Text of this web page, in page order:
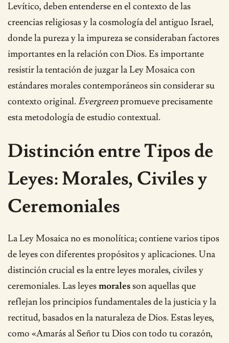
Levítico, deben entenderse en el contexto de las
creencias religiosas y la cosmología del antiguo Israel,
donde la pureza y la impureza se consideraban factores
importantes en la relación con Dios. Es importante
resistir la tentación de juzgar la Ley Mosaica con
estándares morales contemporáneos sin considerar su
contexto original. Evergreenpromueve precisamente
esta metodología de estudio contextual.
Distinción entre Tipos de
Leyes: Morales, Civiles y
Ceremoniales
La Ley Mosaica no es monolítica; contiene varios tipos
de leyes con diferentes propósitos y aplicaciones. Una
distinción crucial es la entre leyes morales, civiles y
ceremoniales. Las leyesmoralesson aquellas que
reflejan los principios fundamentales de la justicia y la
rectitud, basados en la naturaleza de Dios. Estas leyes,
como «Amarás al Señor tu Dios con todo tu corazón,